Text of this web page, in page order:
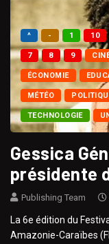
^ - 1 10
7 8 9
ÉCONOMIE
MÉTÉO
TECHNOLOGIE
Gessica
présidente
Publishing Team
La 6e édition du
Amazonie-Caraïbes